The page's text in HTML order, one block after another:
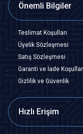
Önemli Bilgiler
Teslimat Koşulları
Üyelik Sözleşmesi
Satış Sözleşmesi
Garanti ve İade
Gizlilik ve Güvenlik
Hızlı Erişim